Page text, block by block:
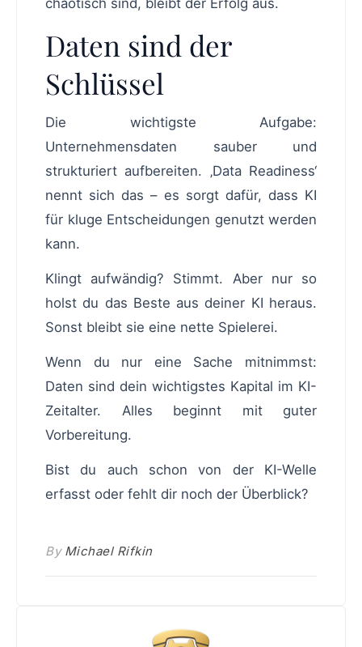
Daten sind der
Schlüssel
Die wichtigste Aufgabe:
Unternehmensdaten sauber und
strukturiert aufbereiten. ‚Data Readiness‘
nennt sich das – es sorgt dafür, dass KI
für kluge Entscheidungen genutzt werden
kann.
Klingt aufwändig? Stimmt. Aber nur so
holst du das Beste aus deiner KI heraus.
Sonst bleibt sie eine nette Spielerei.
Wenn du nur eine Sache mitnimmst:
Daten sind dein wichtigstes Kapital im KI-
Zeitalter. Alles beginnt mit guter
Vorbereitung.
Bist du auch schon von der KI-Welle
erfasst oder fehlt dir noch der Überblick?
By Michael Rifkin